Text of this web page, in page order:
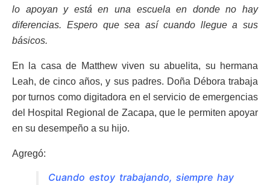
lo apoyan y está en una escuela en donde no hay
diferencias. Espero que sea así cuando llegue a sus
básicos.
En la casa de Matthew viven su abuelita, su hermana
Leah, de cinco años, y sus padres. Doña Débora trabaja
por turnos como digitadora en el servicio de emergencias
del Hospital Regional de Zacapa, que le permiten apoyar
en su desempeño a su hijo.
Agregó:
Cuando estoy trabajando, siempre hay